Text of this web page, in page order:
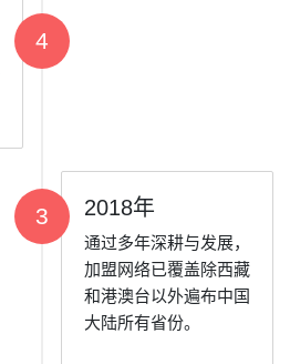
4
3 2018年
通过多年深耕与发展，
加盟网络已覆盖除西藏
和港澳台以外遍布中国
大陆所有省份。